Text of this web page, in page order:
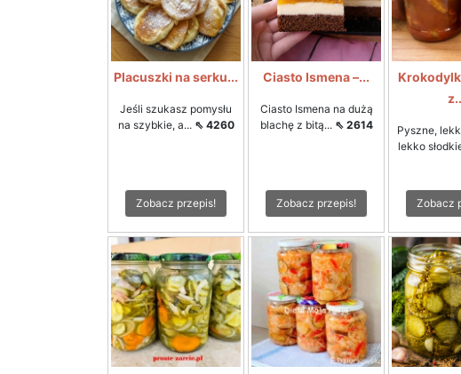
Placuszki na serku...
Jeśli szukasz pomysłu
na szybkie, a... ⇖ 4260
Zobacz przepis!
Ciasto Ismena –...
Ciasto Ismena na dużą
blachę z bitą... ⇖ 2614
Zobacz przepis!
Pyszne,
lekko
Zobacz